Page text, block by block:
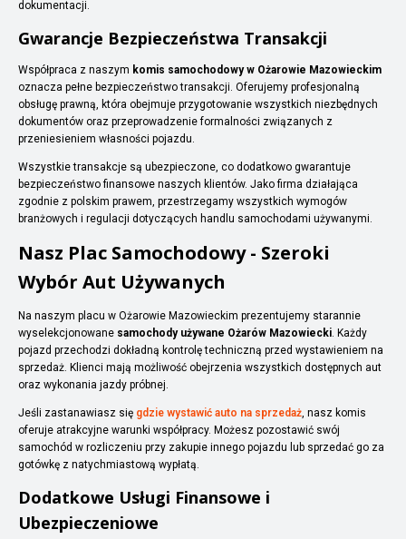
dokumentacji.
Gwarancje Bezpieczeństwa Transakcji
Współpraca z naszym komis samochodowy w Ożarowie Mazowieckim
oznacza pełne bezpieczeństwo transakcji. Oferujemy profesjonalną
obsługę prawną, która obejmuje przygotowanie wszystkich niezbędnych
dokumentów oraz przeprowadzenie formalności związanych z
przeniesieniem własności pojazdu.
Wszystkie transakcje są ubezpieczone, co dodatkowo gwarantuje
bezpieczeństwo finansowe naszych klientów. Jako firma działająca
zgodnie z polskim prawem, przestrzegamy wszystkich wymogów
branżowych i regulacji dotyczących handlu samochodami używanymi.
Nasz Plac Samochodowy - Szeroki
Wybór Aut Używanych
Na naszym placu w Ożarowie Mazowieckim prezentujemy starannie
wyselekcjonowane samochody używane Ożarów Mazowiecki. Każdy
pojazd przechodzi dokładną kontrolę techniczną przed wystawieniem na
sprzedaż. Klienci mają możliwość obejrzenia wszystkich dostępnych aut
oraz wykonania jazdy próbnej.
Jeśli zastanawiasz się gdzie wystawić auto na sprzedaż, nasz komis
oferuje atrakcyjne warunki współpracy. Możesz pozostawić swój
samochód w rozliczeniu przy zakupie innego pojazdu lub sprzedać go za
gotówkę z natychmiastową wypłatą.
Dodatkowe Usługi Finansowe i
Ubezpieczeniowe